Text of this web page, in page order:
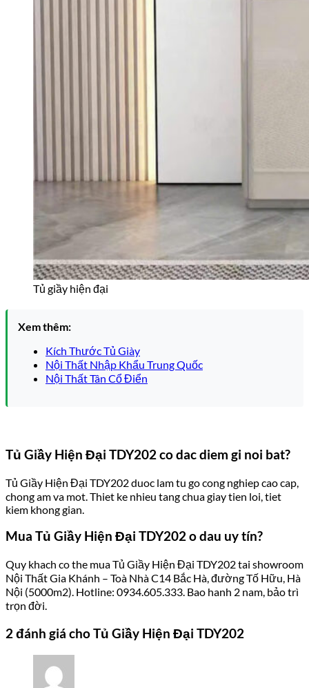
Tủ giầy hiện đại
Xem thêm:
Kích Thước Tủ Giày
Nội Thất Nhập Khẩu Trung Quốc
Nội Thất Tân Cổ Điển
Tủ Giầy Hiện Đại TDY202 co dac diem gi noi bat?
Tủ Giầy Hiện Đại TDY202 duoc lam tu go cong nghiep cao cap,
chong am va mot. Thiet ke nhieu tang chua giay tien loi, tiet
kiem khong gian.
Mua Tủ Giầy Hiện Đại TDY202 o dau uy tín?
Quy khach co the mua Tủ Giầy Hiện Đại TDY202 tai showroom
Nội Thất Gia Khánh – Toà Nhà C14 Bắc Hà, đường Tố Hữu, Hà
Nội (5000m2). Hotline: 0934.605.333. Bao hanh 2 nam, bảo trì
trọn đời.
2 đánh giá choTủ Giầy Hiện Đại TDY202